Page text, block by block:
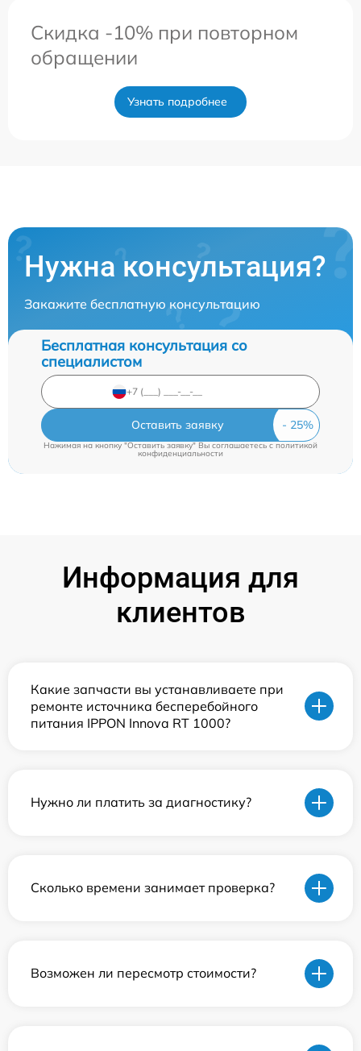
Скидка -10% при повторном
обращении
Узнать подробнее
Нужна консультация?
Закажите бесплатную консультацию
Бесплатная консультация со
специалистом
Оставить заявку
Нажимая на кнопку "Оставить заявку" Вы соглашаетесь cполитикой
конфиденциальности
Информация для
клиентов
Какие запчасти вы устанавливаете при
ремонте источника бесперебойного
питания IPPON Innova RT 1000?
Нужно ли платить за диагностику?
Сколько времени занимает проверка?
Возможен ли пересмотр стоимости?